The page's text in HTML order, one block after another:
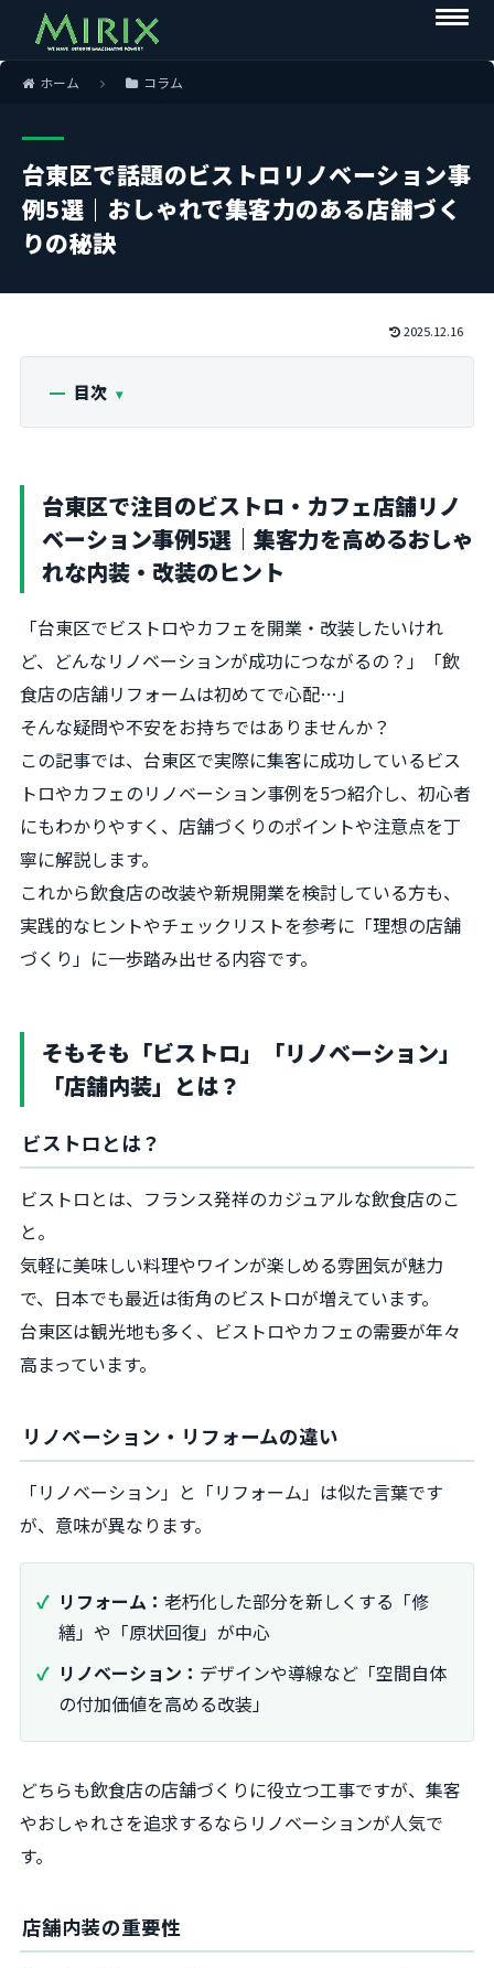
ホーム コラム
台東区で話題のビストロリノベーション事
例5選｜おしゃれで集客力のある店舗づく
りの秘訣
2025.12.16
目次
台東区で注目のビストロ・カフェ店舗リノ
ベーション事例5選｜集客力を高めるおしゃ
れな内装・改装のヒント
「台東区でビストロやカフェを開業・改装したいけれ
ど、どんなリノベーションが成功につながるの？」「飲
食店の店舗リフォームは初めてで心配…」
そんな疑問や不安をお持ちではありませんか？
この記事では、台東区で実際に集客に成功しているビス
トロやカフェのリノベーション事例を5つ紹介し、初心者
にもわかりやすく、店舗づくりのポイントや注意点を丁
寧に解説します。
これから飲食店の改装や新規開業を検討している方も、
実践的なヒントやチェックリストを参考に「理想の店舗
づくり」に一歩踏み出せる内容です。
そもそも「ビストロ」「リノベーション」
「店舗内装」とは？
ビストロとは？
ビストロとは、フランス発祥のカジュアルな飲食店のこ
と。
気軽に美味しい料理やワインが楽しめる雰囲気が魅力
で、日本でも最近は街角のビストロが増えています。
台東区は観光地も多く、ビストロやカフェの需要が年々
高まっています。
リノベーション・リフォームの違い
「リノベーション」と「リフォーム」は似た言葉です
が、意味が異なります。
リフォーム： 老朽化した部分を新しくする「修
繕」や「原状回復」が中心
リノベーション： デザインや導線など「空間自体
の付加価値を高める改装」
どちらも飲食店の店舗づくりに役立つ工事ですが、集客
やおしゃれさを追求するならリノベーションが人気で
す。
店舗内装の重要性